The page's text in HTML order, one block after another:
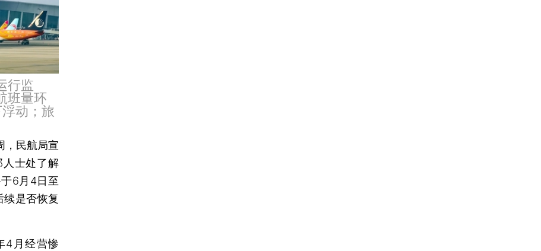
行监
班量环
动；旅
，民航局宣
士处了解
6月4日至
续是否恢复
月经营惨